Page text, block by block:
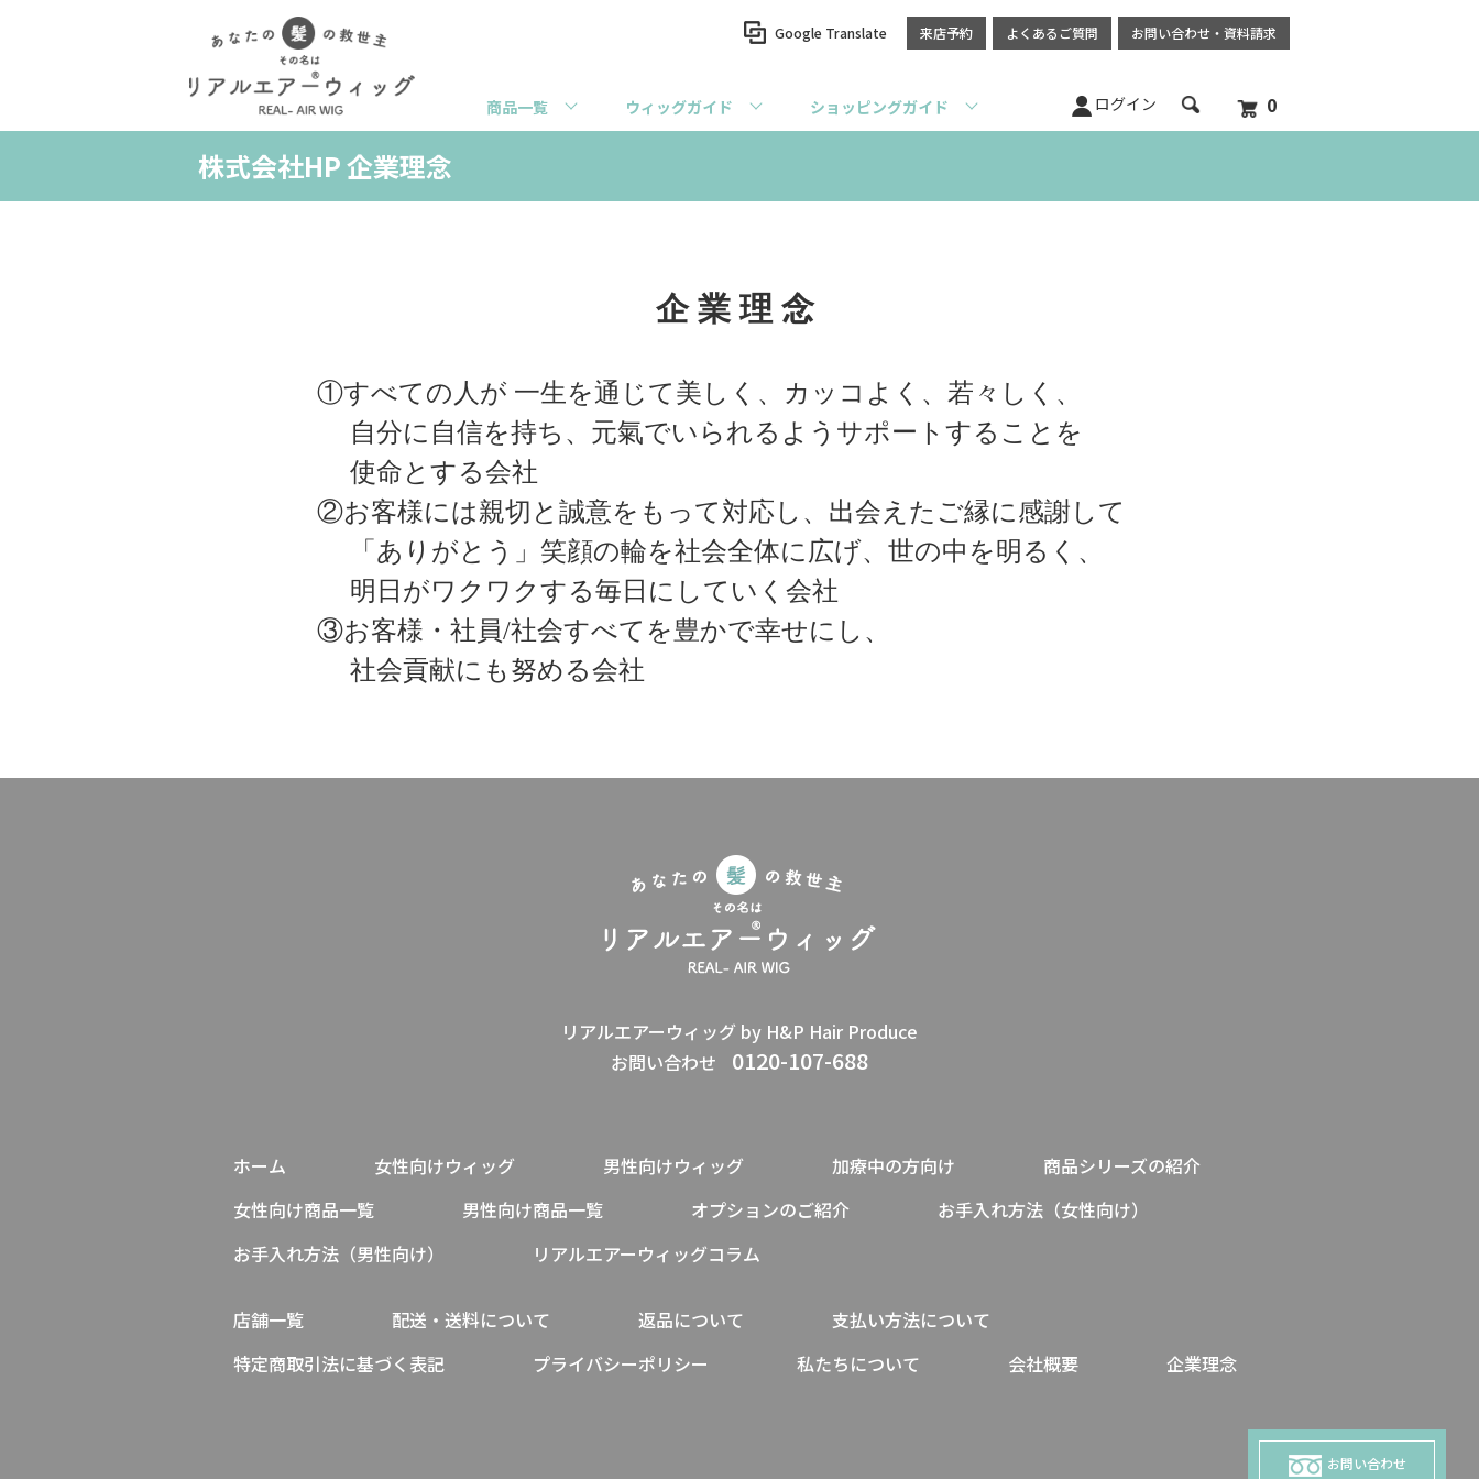
ログイン 0
Google Translate 来店予約 よくあるご質問 お問い合わせ ・ 資料請求
商品一覧 ウィッグガイド ショッピングガイド
お問い合わせ
株式会社HP 企業理念
企業理念
①すべての人が 一生を通じて美しく、カッコよく、若々しく、
自分に自信を持ち、元氣でいられるようサポートすることを
使命とする会社
②お客様には親切と誠意をもって対応し、出会えたご縁に感謝して
「ありがとう」笑顔の輪を社会全体に広げ、世の中を明るく、
明日がワクワクする毎日にしていく会社
③お客様・社員/社会すべてを豊かで幸せにし、
社会貢献にも努める会社
リアルエアーウィッグ by H&P Hair Produce
お問い合わせ
0120-107-688
ホーム 女性向けウィッグ 男性向けウィッグ 加療中の方向け
商品シリーズの紹介
女性向け商品一覧
男性向け商品一覧 オプションのご紹介
お手入れ方法（女性向け）
お手入れ方法（男性向け）
リアルエアーウィッグコラム
店舗一覧 配送・送料について 返品について
支払い方法について
特定商取引法に基づく表記
プライバシーポリシー 私たちについて 会社概要 企業理念